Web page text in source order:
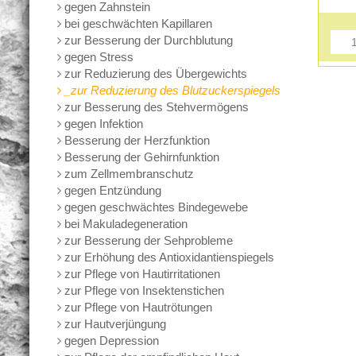
gegen Zahnstein
bei geschwächten Kapillaren
zur Besserung der Durchblutung
gegen Stress
zur Reduzierung des Übergewichts
_zur Reduzierung des Blutzuckerspiegels
zur Besserung des Stehvermögens
gegen Infektion
Besserung der Herzfunktion
Besserung der Gehirnfunktion
zum Zellmembranschutz
gegen Entzündung
gegen geschwächtes Bindegewebe
bei Makuladegeneration
zur Besserung der Sehprobleme
zur Erhöhung des Antioxidantienspiegels
zur Pflege von Hautirritationen
zur Pflege von Insektenstichen
zur Pflege von Hautrötungen
zur Hautverjüngung
gegen Depression